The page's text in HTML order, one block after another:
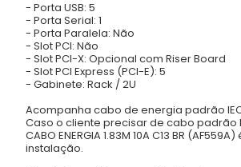
- Porta USB: 5
- Porta Serial: 1
- Porta Paralela: Não
- Slot PCI: Não
- Slot PCI-X: Opcional com Riser Board
- Slot PCI Express (PCI-E): 5
- Gabinete: Rack / 2U
Acompanha cabo de energia padrão
Caso o cliente precisar de cabo padrão
CABO ENERGIA 1.83M 10A C13 BR
instalação.